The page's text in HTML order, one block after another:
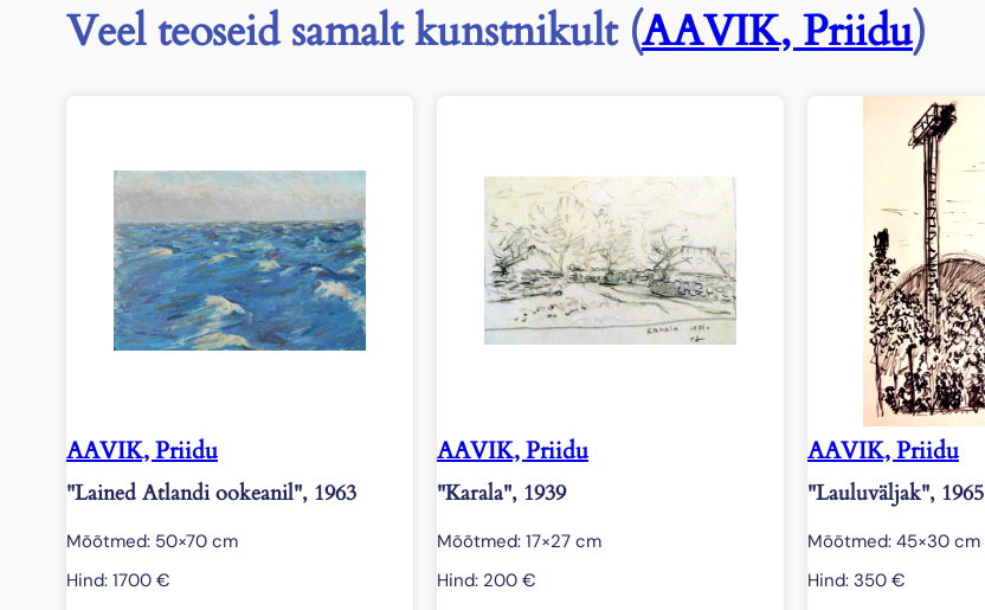
1
9
9
s
Veel teoseid samalt kunstnikult (AAVIK, Priidu)
AAVIK, Priidu
"Lained Atlandi ookeanil", 1963
Mõõtmed: 50×70 cm
Hind: 1700 €
AAVIK, Priidu
"Karala", 1939
Mõõtmed: 17×27 cm
Hind: 200 €
AAVIK, Priidu
"Lauluväljak", 1965
Mõõtmed: 45×30 cm
Hind: 350 €